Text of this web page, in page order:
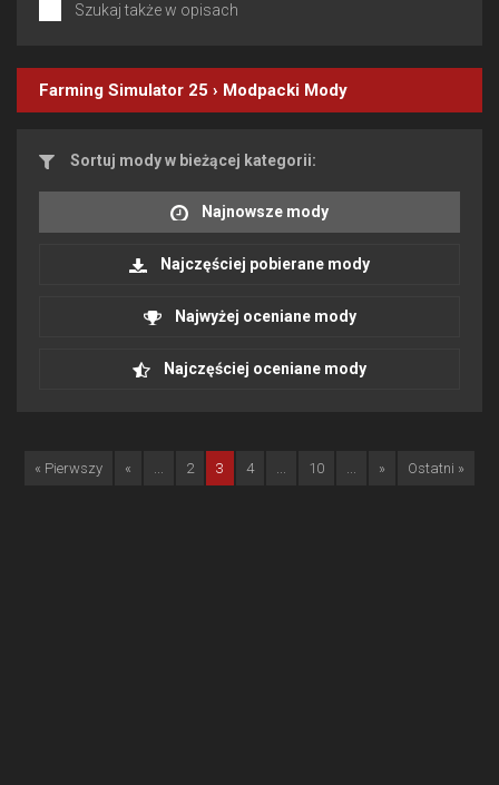
Szukaj także w opisach
Farming Simulator 25 › Modpacki Mody
Sortuj mody w bieżącej kategorii:
Najnowsze mody
Najczęściej pobierane mody
Najwyżej oceniane mody
Najczęściej oceniane mody
« Pierwszy « ... 2 3 4 ... 10 ... » Ostatni »